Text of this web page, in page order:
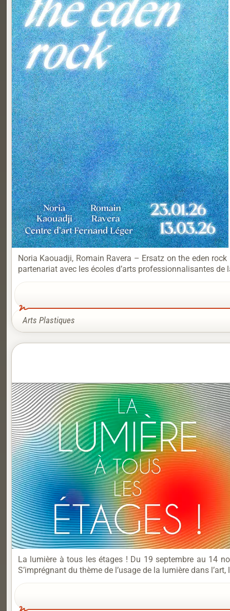
Noria Kaouadji, Romain Ravera – Ersatz on the eden
partenariat avec les écoles d’arts professionnalisantes
Arts Plastiques
La lumière à tous les étages ! Du 19 septembre au 14
S’imprégnant du thème de l’usage de la lumière dans